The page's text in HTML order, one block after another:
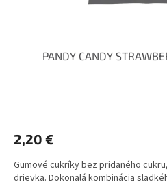
PANDY CANDY
2,20 €
Gumové cukríky bez pridaného
drievka. Dokonalá kombinácia